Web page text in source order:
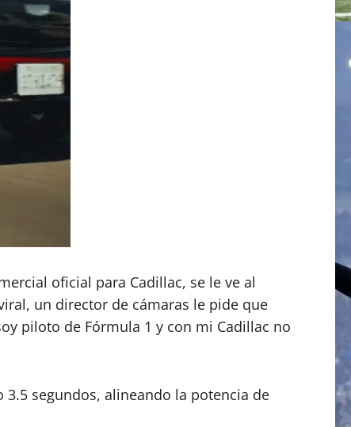
oficial para Cadillac, se le ve al
un director de cámaras le pide que
piloto de Fórmula 1 y con mi Cadillac no
3.5 segundos, alineando la potencia de